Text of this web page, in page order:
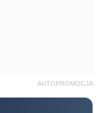
AUTOPROMOCJA